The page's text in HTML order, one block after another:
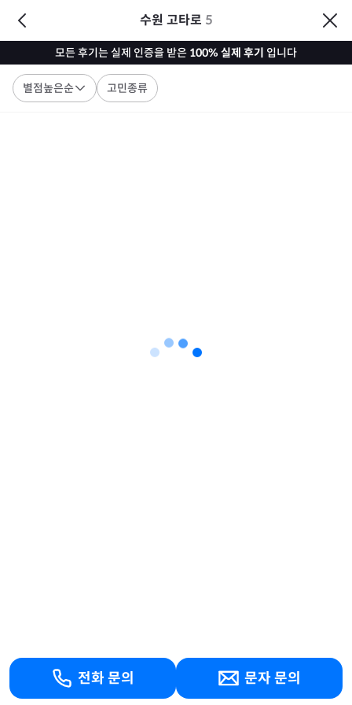
수원 고타로 5
모든 후기는 실제 인증을 받은 100% 실제 후기 입니다
별점높은순 고민종류
전화 문의 문자 문의